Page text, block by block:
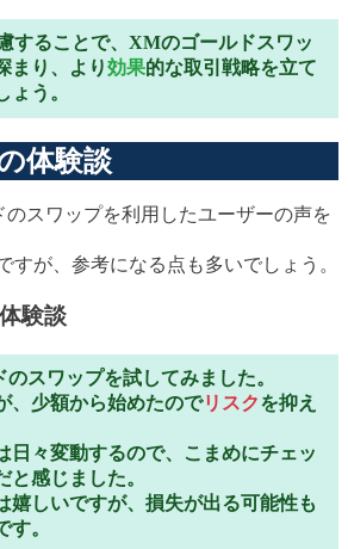
することで、XMのゴールドスワッ
まり、より効果的な取引戦略を立て
ょう。
体験談
スワップを利用したユーザーの声を
すが、参考になる点も多いでしょう。
験談
スワップを試してみました。
、少額から始めたのでリスクを抑え
日々変動するので、こまめにチェッ
と感じました。
嬉しいですが、損失が出る可能性も
。